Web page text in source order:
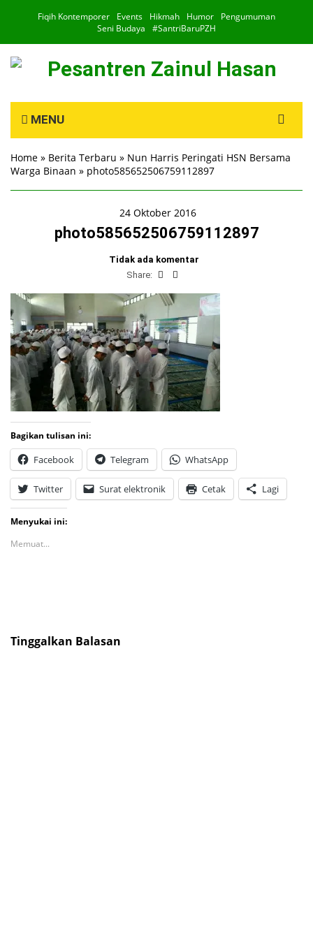
Fiqih Kontemporer Events Hikmah Humor
Pengumuman
Seni Budaya
#SantriBaruPZH
MENU
Home » Berita Terbaru » Nun Harris Peringati HSN Bersama
Warga Binaan » photo585652506759112897
24 Oktober 2016
photo585652506759112897
Tidak ada komentar
Share:
Bagikan tulisan ini:
Facebook Telegram WhatsApp
Twitter Surat elektronik Cetak Lagi
Menyukai ini:
Memuat...
Tinggalkan Balasan